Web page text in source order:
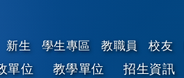
新生 學生專區 教職員 校友
單位 教學單位 招生資訊